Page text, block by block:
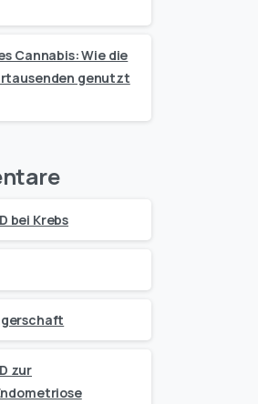
Cannabis: Wie die
genutzt
bei Krebs
zur